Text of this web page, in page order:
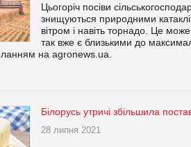
Цьогоріч посіви
знищуються природними
вітром і навіть торнадо. Це
так вже є близькими до
на agronews.ua.
Білорусь утричі збільшила
28 липня 2021